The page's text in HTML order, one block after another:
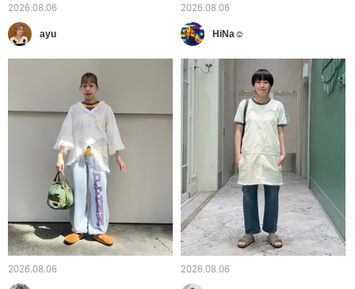
2026.08.06
ayu
2026.08.06
HiNa☺︎
2026.08.06 2026.08.06